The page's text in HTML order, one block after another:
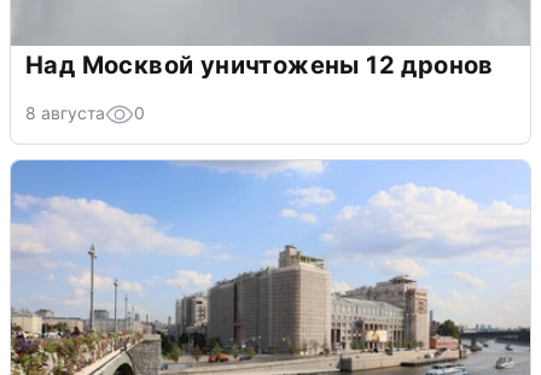
Над Москвой уничтожены 12 дронов
8 августа 0